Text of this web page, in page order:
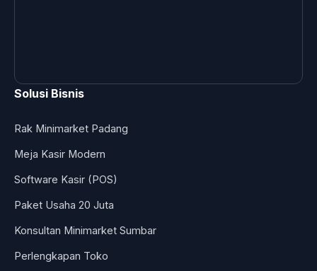
Solusi Bisnis
Rak Minimarket Padang
Meja Kasir Modern
Software Kasir (POS)
Paket Usaha 20 Juta
Konsultan Minimarket Sumbar
Perlengkapan Toko